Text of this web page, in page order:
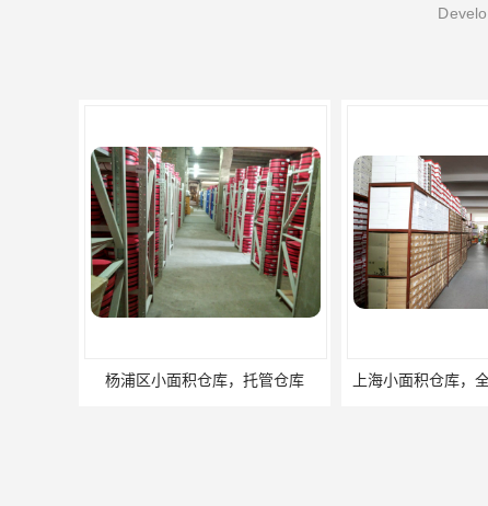
上海小面积仓库，全程系统化管理 宝山区小面积托管